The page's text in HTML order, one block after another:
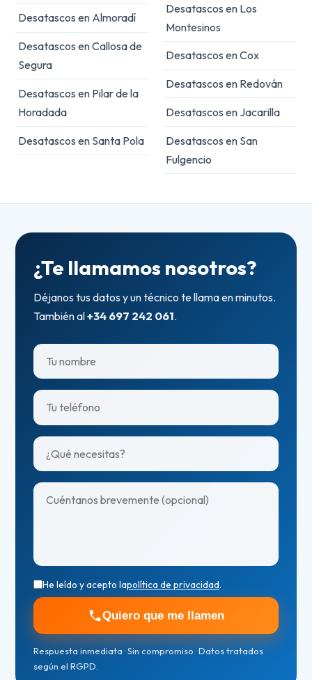
Desatascos en Almoradí
Desatascos en Callosa de
Segura
Desatascos en Pilar de la
Horadada
Desatascos en Santa Pola
Desatascos en Los
Montesinos
Desatascos en Cox
Desatascos en Redován
Desatascos en Jacarilla
Desatascos en San
Fulgencio
¿Te llamamos nosotros?
Déjanos tus datos y un técnico te llama en minutos.
También al+34 697 242 061.
He leído y acepto lapolítica de privacidad.
Quiero que me llamen
Respuesta inmediata · Sin compromiso · Datos tratados
según el RGPD.